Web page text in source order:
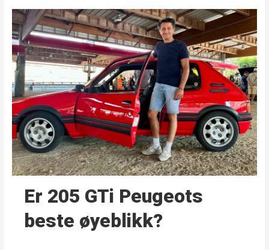
Er 205 GTi Peugeots
beste øyeblikk?